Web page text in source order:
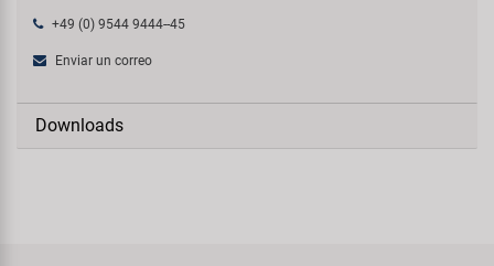
+49 (0) 9544 9444--45
Enviar un correo
Downloads